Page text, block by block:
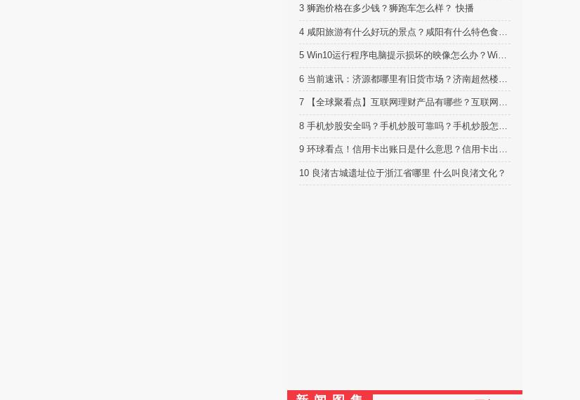
3 狮跑价格在多少钱？狮跑车怎么样？ 快播
4 咸阳旅游有什么好玩的景点？咸阳有什么特色食物？-每日速看
5 Win10运行程序电脑提示损坏的映像怎么办？Win10待机时间怎么设置？
6 当前速讯：济源都哪里有旧货市场？济南超然楼灯几点关闭？
7 【全球聚看点】互联网理财产品有哪些？互联网理财产品哪个最靠谱？
8 手机炒股安全吗？手机炒股可靠吗？手机炒股怎么设置均线？
9 环球看点！信用卡出账日是什么意思？信用卡出账日是还款日的前几天？
10 良渚古城遗址位于浙江省哪里 什么叫良渚文化？